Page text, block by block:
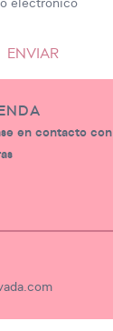
ENVIAR
en contacto con